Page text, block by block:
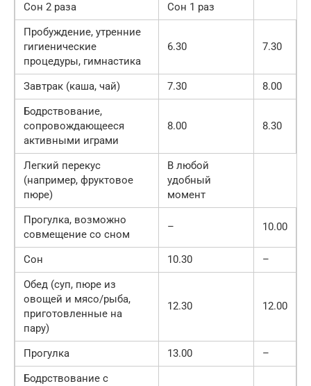
Сон 2 раза
Сон 1 раз
Пробуждение, утренние
гигиенические
процедуры, гимнастика
6.30 7.30
Завтрак (каша, чай) 7.30
8.00
Бодрствование,
сопровождающееся
активными играми
8.00 8.30
Легкий перекус
(например, фруктовое
пюре)
В любой
удобный
момент
Прогулка, возможно
совмещение со сном
– 10.00
Сон 10.30
–
Обед (суп, пюре из
овощей и мясо/рыба,
приготовленные на
пару)
12.30 12.00
Прогулка 13.00
–
Бодрствование с